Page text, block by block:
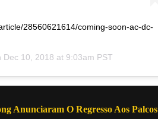
28560621614/coming-soon-ac-dc-
Dec 10, 2018 at 9:03am PST
Anunciaram O Regresso Aos Palcos